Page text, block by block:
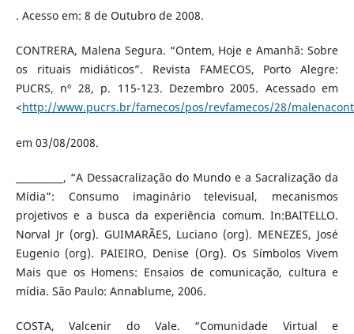
. Acesso em: 8 de Outubro de 2008.
CONTRERA, Malena Segura. “Ontem, Hoje e Amanhã: Sobre
os rituais midiáticos”. Revista FAMECOS, Porto Alegre:
PUCRS, nº 28, p. 115-123. Dezembro 2005. Acessado em
<http://www.pucrs.br/famecos/pos/revfamecos/28/
em 03/08/2008.
__________, “A Dessacralização do Mundo e a Sacralização da
Mídia”: Consumo imaginário televisual, mecanismos
projetivos e a busca da experiência comum. In:BAITELLO.
Norval Jr (org). GUIMARÃES, Luciano (org). MENEZES, José
Eugenio (org). PAIEIRO, Denise (Org). Os Símbolos Vivem
Mais que os Homens: Ensaios de comunicação, cultura e
mídia. São Paulo: Annablume, 2006.
COSTA, Valcenir do Vale. “Comunidade Virtual e